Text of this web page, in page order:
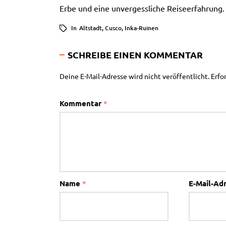
Erbe und eine unvergessliche Reiseerfahrung.
In Altstadt,Cusco, Inka-Ruinen
SCHREIBE EINEN KOMMENTAR
Deine E-Mail-Adresse wird nicht veröffentlicht.
Kommentar *
Name * E-Mail-